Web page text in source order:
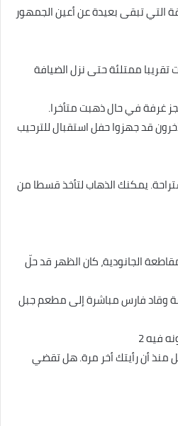
التي تبقى بعيدة عن أعين الجمهور
تقريبا ممتلئة حتى نزل الضيافة
غرفة في حال ذهبت متأخرا.
قد جهزوا حفل استقبال للترحيب
يمكنك الذهاب لتأخذ قسطا من
الجانودية، كان الظهر قد حلّ
وقاد فارس مباشرة إلى مطعم جبل
فيه 2
أن رأيتك أخر مرة. هل تقضي